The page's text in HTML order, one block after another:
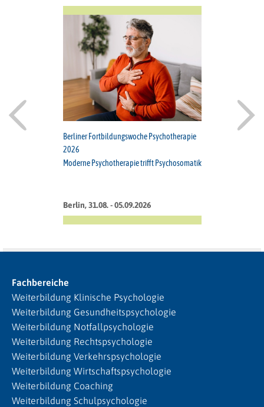
Berliner Fortbildungswoche Psychotherapie
2026
Moderne Psychotherapie trifft Psychosomatik
Berlin, 31.08. - 05.09.2026
Fachbereiche
Weiterbildung Klinische Psychologie
Weiterbildung Gesundheitspsychologie
Weiterbildung Notfallpsychologie
Weiterbildung Rechtspsychologie
Weiterbildung Verkehrspsychologie
Weiterbildung Wirtschaftspsychologie
Weiterbildung Coaching
Weiterbildung Schulpsychologie